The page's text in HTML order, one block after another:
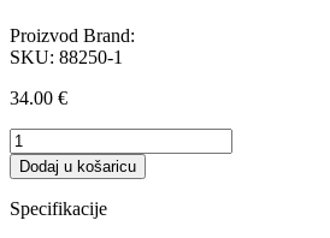
SKU: 88250-1
Proizvod Brand:
34.00 €
LIU
JO
LJ2769
količina
Dodaj u košaricu
Specifikacije